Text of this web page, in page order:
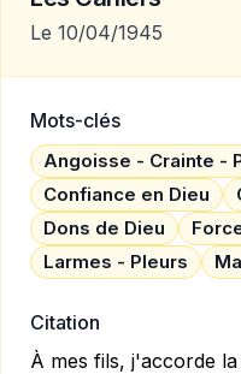
Le 10/04/1945
Mots-clés
Angoisse - Crainte -
Confiance en Dieu
Dons de Dieu
Larmes - Pleurs
Citation
À mes fils, j'accorde